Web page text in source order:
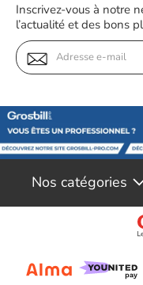
Inscrivez-vous à notre
l’actualité et des bons
Nos catégories